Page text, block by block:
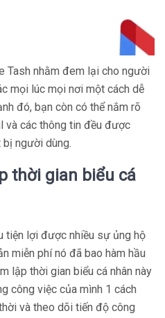
Tash nhằm đem lại cho người
mọi lúc mọi nơi một cách dễ
đó, bạn còn có thể nắm rõ
và các thông tin đều được
người dùng.
thời gian biểu cá
tiện lợi được nhiều sự ủng hộ
miễn phí nó đã bao hàm hầu
lập thời gian biểu cá nhân này
công việc của mình 1 cách
và theo dõi tiến độ công